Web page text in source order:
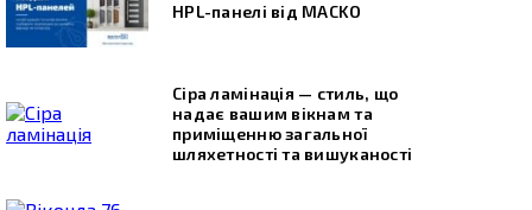
HPL-панелі від MACKO
Сіра ламінація — стиль, що
надає вашим вікнам та
приміщенню загальної
шляхетності та вишуканості